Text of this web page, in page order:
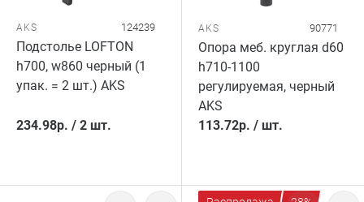
AKS 124239
Подстолье LOFTON
h700, w860 черный (1
упак. = 2 шт.) AKS
234.98р. / 2 шт.
AKS 90771
Опора меб. круглая d60
h710-1100
регулируемая, черный
AKS
113.72р. / шт.